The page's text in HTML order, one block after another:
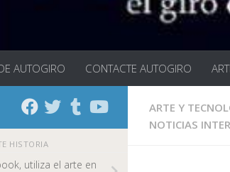
AUTOGIRO CONTACTE AUTOGIRO
ARTE Y
NOTICIAS
HISTORIA
utiliza el arte en